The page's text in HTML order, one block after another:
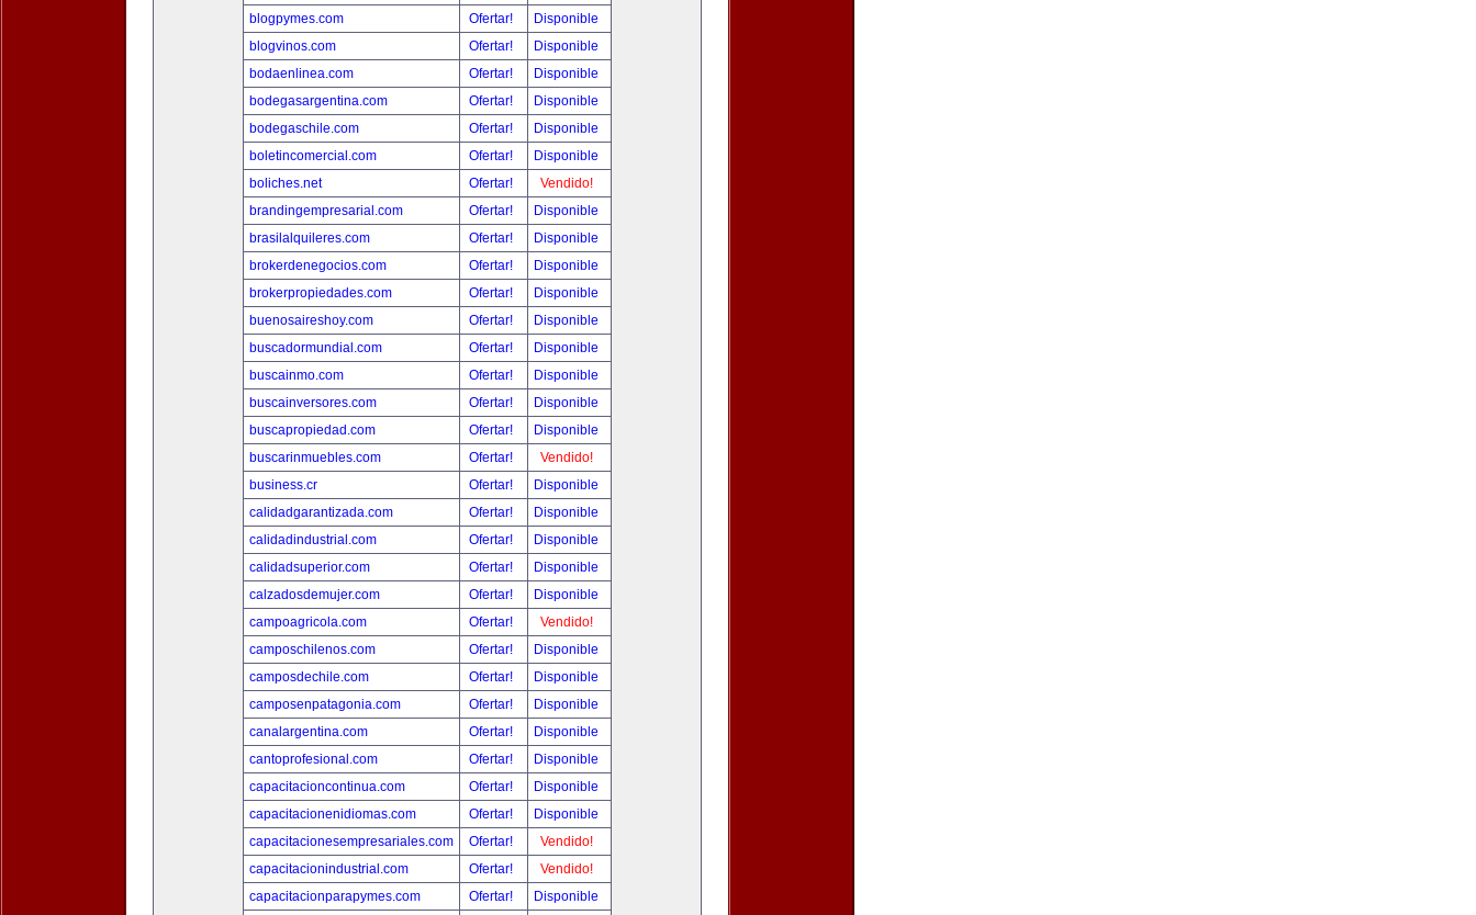
blogpymes.com
Ofertar!
Disponible
blogvinos.com
Ofertar!
Disponible
bodaenlinea.com
Ofertar!
Disponible
bodegasargentina.com
Ofertar!
Disponible
bodegaschile.com
Ofertar!
Disponible
boletincomercial.com
Ofertar!
Disponible
boliches.net
Ofertar!
Vendido!
brandingempresarial.com
Ofertar!
Disponible
brasilalquileres.com
Ofertar!
Disponible
brokerdenegocios.com
Ofertar!
Disponible
brokerpropiedades.com
Ofertar!
Disponible
buenosaireshoy.com
Ofertar!
Disponible
buscadormundial.com
Ofertar!
Disponible
buscainmo.com
Ofertar!
Disponible
buscainversores.com
Ofertar!
Disponible
buscapropiedad.com
Ofertar!
Disponible
buscarinmuebles.com
Ofertar!
Vendido!
business.cr
Ofertar!
Disponible
calidadgarantizada.com
Ofertar!
Disponible
calidadindustrial.com
Ofertar!
Disponible
calidadsuperior.com
Ofertar!
Disponible
calzadosdemujer.com
Ofertar!
Disponible
campoagricola.com
Ofertar!
Vendido!
camposchilenos.com
Ofertar!
Disponible
camposdechile.com
Ofertar!
Disponible
camposenpatagonia.com
Ofertar!
Disponible
canalargentina.com
Ofertar!
Disponible
cantoprofesional.com
Ofertar!
Disponible
capacitacioncontinua.com
Ofertar!
Disponible
capacitacionenidiomas.com
Ofertar!
Disponible
capacitacionesempresariales.com
Ofertar!
Vendido!
capacitacionindustrial.com
Ofertar!
Vendido!
capacitacionparapymes.com
Ofertar!
Disponible